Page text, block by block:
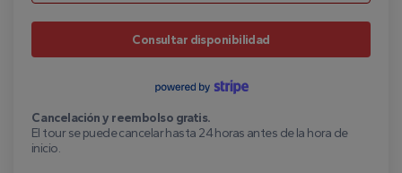
Consultar disponibilidad
Cancelación y reembolso gratis.
El tour se puede cancelar hasta 24 horas antes de la hora de
inicio.